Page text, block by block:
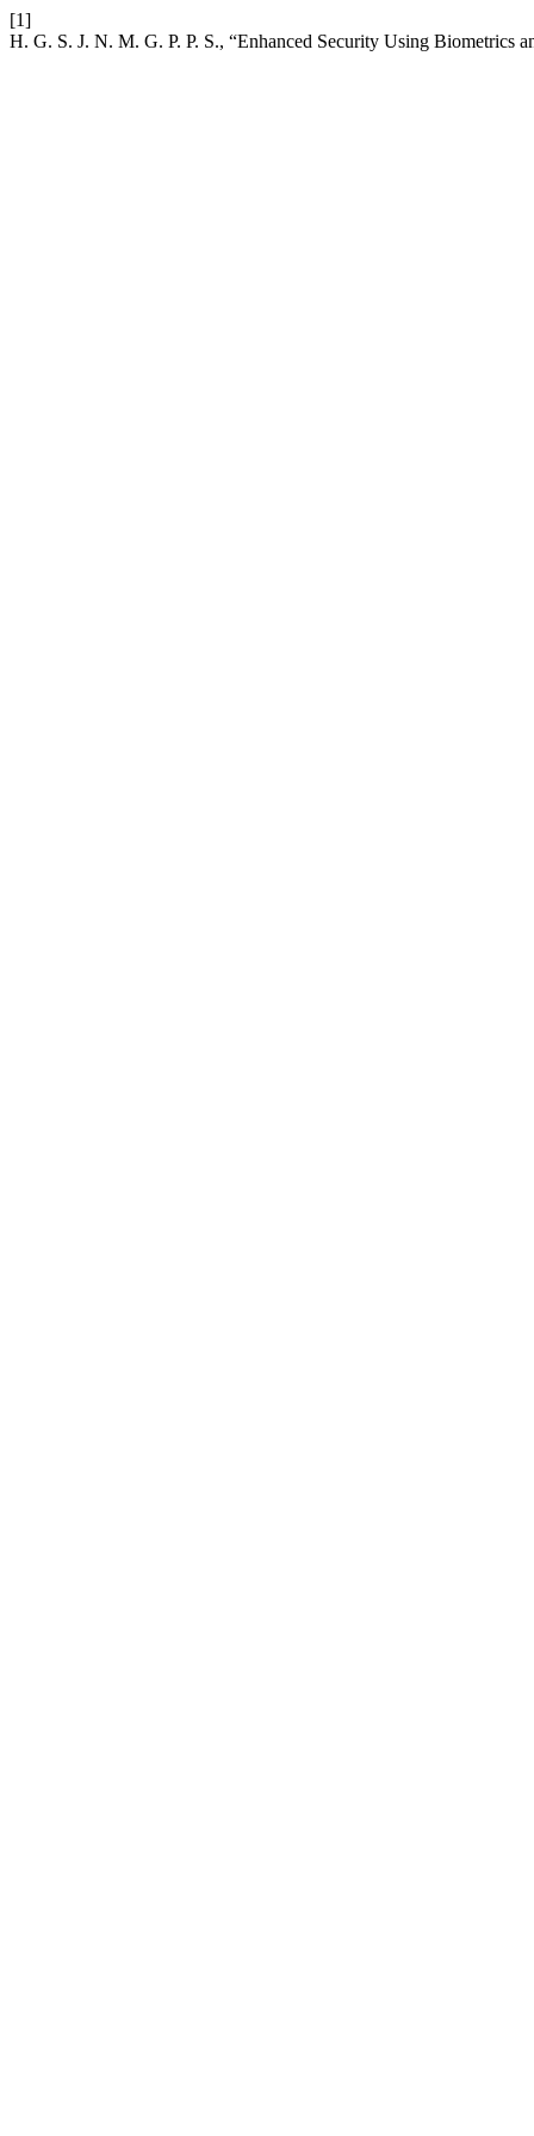
[1]
H. G. S. J. N. M. G. P. P. S., “Enhanced Security Using Biometrics